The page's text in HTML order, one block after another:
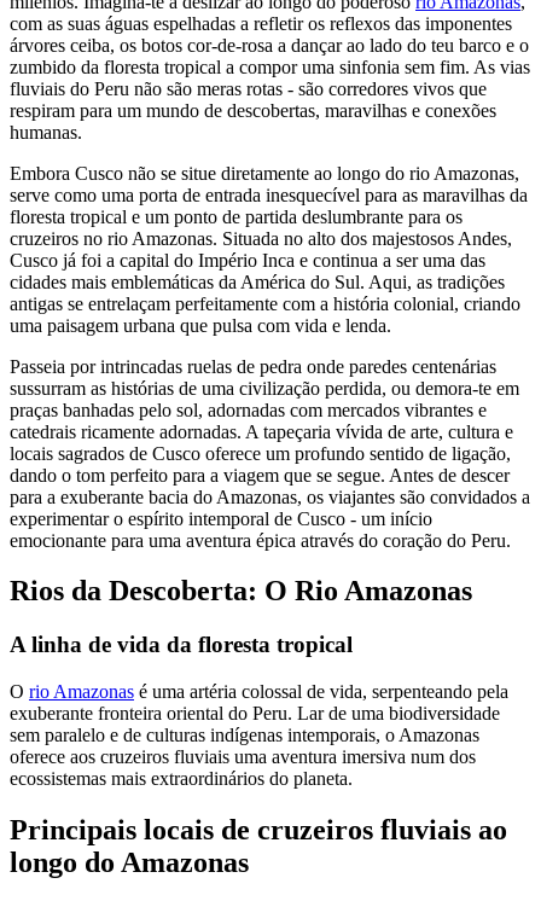
com as suas águas espelhadas a refletir os reflexos das imponentes
árvores ceiba, os botos cor-de-rosa a dançar ao lado do teu barco e o
zumbido da floresta tropical a compor uma sinfonia sem fim. As vias
fluviais do Peru não são meras rotas - são corredores vivos que
respiram para um mundo de descobertas, maravilhas e conexões
humanas.
Embora Cusco não se situe diretamente ao longo do rio Amazonas,
serve como uma porta de entrada inesquecível para as maravilhas da
floresta tropical e um ponto de partida deslumbrante para os
cruzeiros no rio Amazonas. Situada no alto dos majestosos Andes,
Cusco já foi a capital do Império Inca e continua a ser uma das
cidades mais emblemáticas da América do Sul. Aqui, as tradições
antigas se entrelaçam perfeitamente com a história colonial, criando
uma paisagem urbana que pulsa com vida e lenda.
Passeia por intrincadas ruelas de pedra onde paredes centenárias
sussurram as histórias de uma civilização perdida, ou demora-te em
praças banhadas pelo sol, adornadas com mercados vibrantes e
catedrais ricamente adornadas. A tapeçaria vívida de arte, cultura e
locais sagrados de Cusco oferece um profundo sentido de ligação,
dando o tom perfeito para a viagem que se segue. Antes de descer
para a exuberante bacia do Amazonas, os viajantes são convidados a
experimentar o espírito intemporal de Cusco - um início
emocionante para uma aventura épica através do coração do Peru.
Rios da Descoberta: O Rio Amazonas
A linha de vida da floresta tropical
O rio Amazonas é uma artéria colossal de vida, serpenteando pela
exuberante fronteira oriental do Peru. Lar de uma biodiversidade
sem paralelo e de culturas indígenas intemporais, o Amazonas
oferece aos cruzeiros fluviais uma aventura imersiva num dos
ecossistemas mais extraordinários do planeta.
Principais locais de cruzeiros fluviais ao
longo do Amazonas